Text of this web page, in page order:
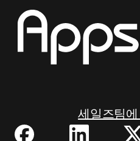
세일즈팀